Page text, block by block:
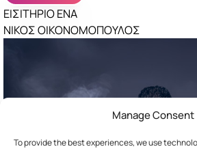
Manage Consent
To provide the best experiences, we use
Ακούστηκαν πριν λίγο
Ο ΚΑΘΡΕΦΤΗΣ
ΓΙΩΡΓΟΣ ΚΑΚΟΣΑΙΟΣ
Η ΛΕΞΗ Σ ΑΓΑΠΩ
ΕΙΣΙΤΗΡΙΟ ΕΝΑ
ΝΙΚΟΣ ΟΙΚΟΝΟΜΟΠΟΥΛΟΣ